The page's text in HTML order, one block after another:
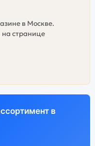
в Москве.
странице
в